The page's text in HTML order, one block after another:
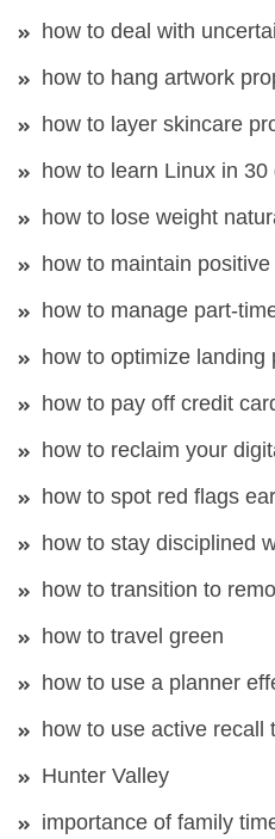
how to deal with
how to hang artwork
how to layer skincare
how to learn Linux in 30
how to lose weight
how to maintain
how to manage part-
how to optimize landing
how to pay off credit
how to reclaim your
how to spot red flags
how to stay disciplined
how to transition to
how to travel green
how to use a planner
how to use active recall
Hunter Valley
importance of family